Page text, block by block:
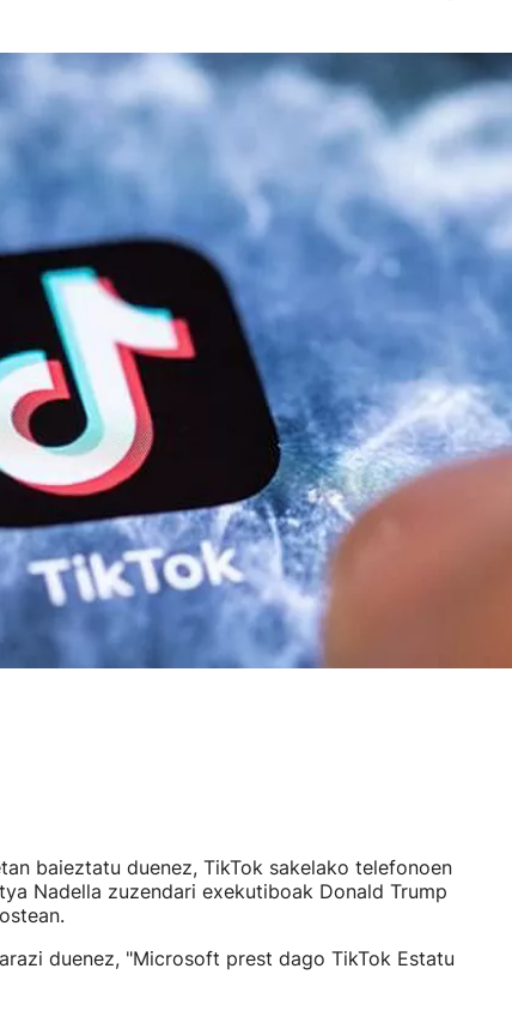
baieztatu duenez, TikTok sakelako telefonoen
Nadella zuzendari exekutiboak Donald Trump
duenez, "Microsoft prest dago TikTok Estatu